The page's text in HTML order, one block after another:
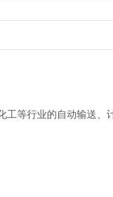
工等行业的自动输送